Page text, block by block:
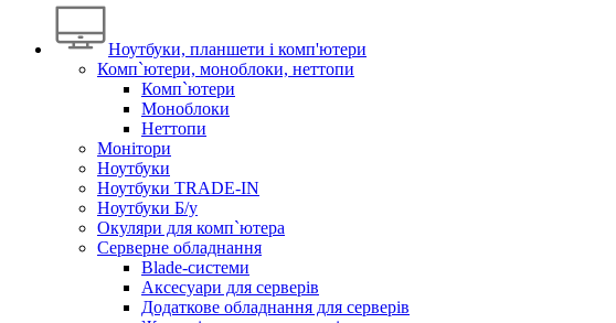
Ноутбуки, планшети і комп'ютери
Комп`ютери, моноблоки, неттопи
Комп`ютери
Моноблоки
Неттопи
Монітори
Ноутбуки
Ноутбуки TRADE-IN
Ноутбуки Б/у
Окуляри для комп`ютера
Серверне обладнання
Blade-системи
Аксесуари для серверів
Додаткове обладнання для серверів